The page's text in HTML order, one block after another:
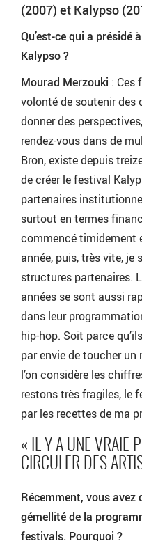
(2007) et Kalypso
Qu’est-ce qui a présidé
Kalypso ?
Mourad Merzouki : Ces
volonté de soutenir des
donner des
rendez-vous dans de
Bron, existe depuis
de créer le festival
partenaires
surtout en termes
commencé timidement
année, puis, très vite, je
structures partenaires.
années se sont aussi
dans leur
hip-hop. Soit parce
par envie de toucher un
l’on considère les
restons très fragiles, le
par les recettes de ma
« IL Y A UNE VRAIE
CIRCULER DES
Récemment, vous avez
gémellité de la
festivals. Pourquoi ?